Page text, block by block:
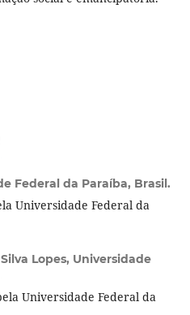
Federal da Paraíba, Brasil.
Universidade Federal da
Lopes, Universidade
Universidade Federal da